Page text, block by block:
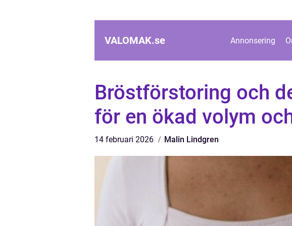
VALOMAK.se Annonsering
Bröstförstoring och
för en ökad volym
14 februari 2026 Malin Lindgren